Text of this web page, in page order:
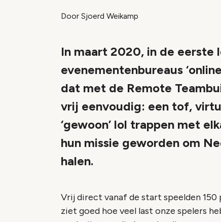
Door Sjoerd Weikamp
In maart 2020, in de eerste
evenementenbureaus
dat met de Remote
vrij eenvoudig: een tof,
‘gewoon’ lol trappen met
hun missie geworden om
halen.
Vrij direct vanaf de start speelden 150
ziet goed hoe veel last onze spelers